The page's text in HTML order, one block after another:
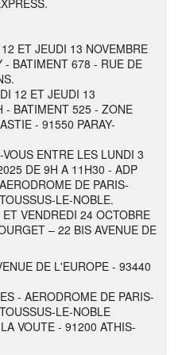
ET JEUDI 13 NOVEMBRE
- BATIMENT 678 - RUE DE
12 ET JEUDI 13
- BATIMENT 525 - ZONE
- 91550 PARAY-
ENTRE LES LUNDI 3
DE 9H A 11H30 - ADP
DE PARIS-
LE-NOBLE.
VENDREDI 24 OCTOBRE
– 22 BIS AVENUE DE
DE L'EUROPE - 93440
- AERODROME DE PARIS-
LE-NOBLE
VOUTE - 91200 ATHIS-